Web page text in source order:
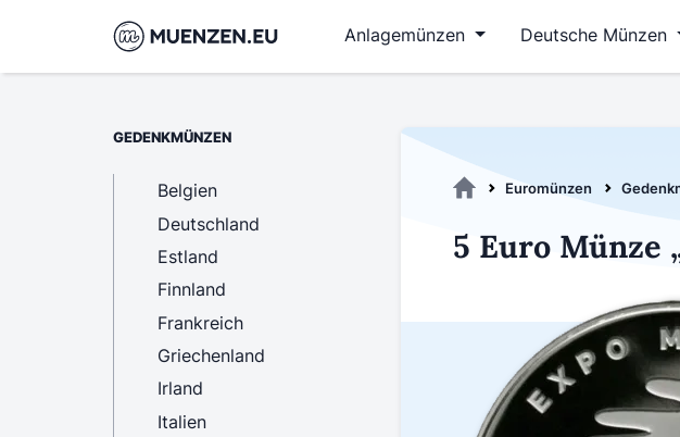
Anlagemünzen Deutsche Münzen
Euromünzen
5 Euro Münze
GEDENKMÜNZEN
Belgien
Deutschland
Estland
Finnland
Frankreich
Griechenland
Irland
Italien